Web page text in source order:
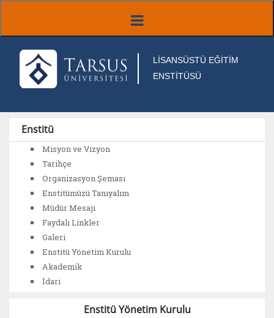
LİSANSÜSTÜ EĞİTİM
ENSTİTÜSÜ
Enstitü
Misyon ve Vizyon
Tarihçe
Organizasyon Şeması
Enstitümüzü Tanıyalım
Müdür Mesajı
Faydalı Linkler
Galeri
Enstitü Yönetim Kurulu
Akademik
İdari
Enstitü Yönetim Kurulu